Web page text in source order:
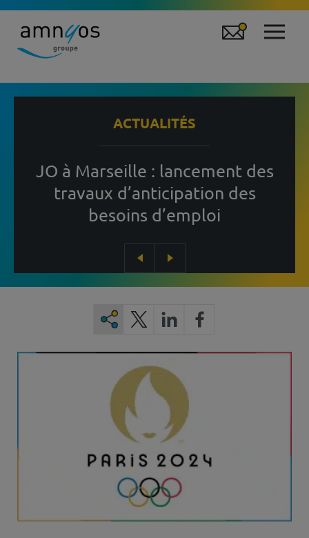
ACTUALITÉS
JO à Marseille : lancement des
travaux d’anticipation des
besoins d’emploi